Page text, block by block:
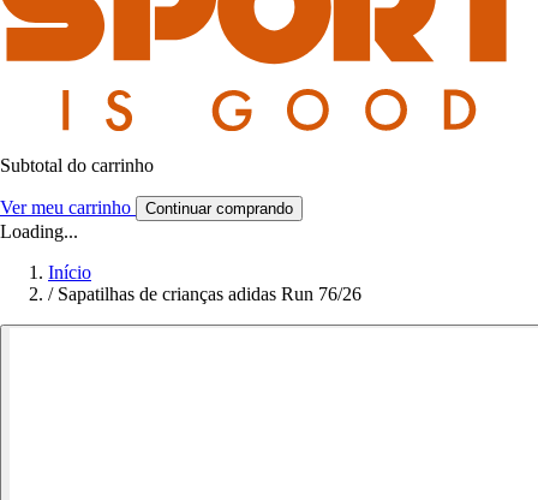
Subtotal do carrinho
Ver meu carrinho Continuar comprando
Loading...
Início
/ Sapatilhas de crianças adidas Run 76/26